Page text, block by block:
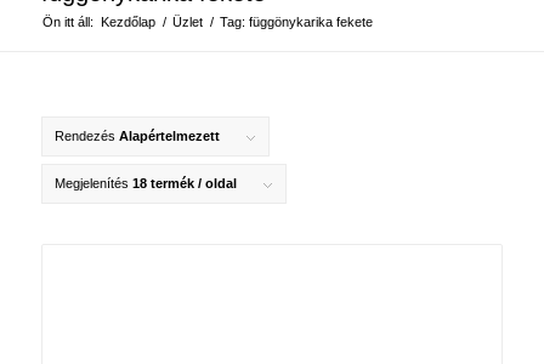
Ön itt áll: Kezdőlap / Üzlet / Tag: függönykarika fekete
Rendezés Alapértelmezett
Megjelenítés 18 termék / oldal